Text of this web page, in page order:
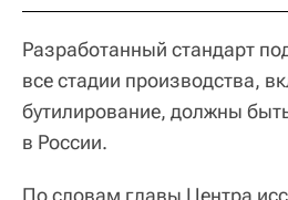
Разработанный стандарт
все стадии производства,
бутилирование, должны
в России.
По словам главы Центра